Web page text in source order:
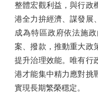
整體宏觀利益，與行政
港全力拚經濟、謀發展
成為特區政府依法施
案、撥款，推動重大政
提升治理效能。唯有行
港才能集中精力應對挑
實現長期繁榮穩定。